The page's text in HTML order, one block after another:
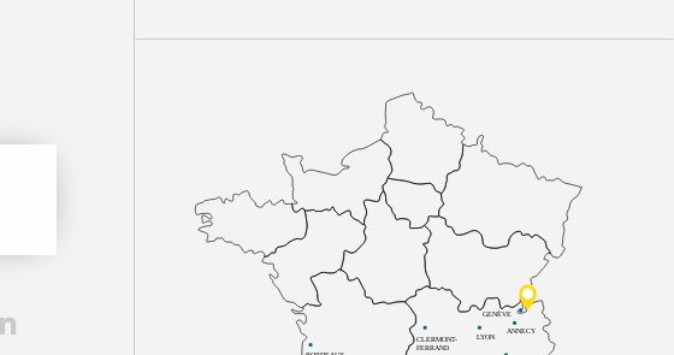
CLERMONT-
FERRAND
LYON
ANNECY
GENÈVE